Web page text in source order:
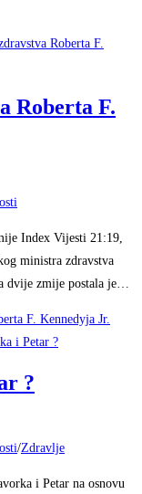
Roberta F.
Index Vijesti 21:19,
ministra zdravstva
dvije zmije postala je…
F. Kennedyja Jr.
?
/Zdravlje
i Petar na osnovu